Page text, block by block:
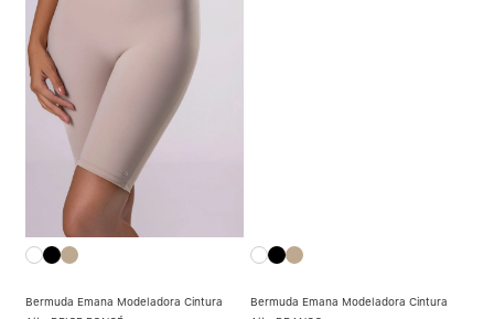
Bermuda Emana Modeladora Cintura
Bermuda Emana Modeladora Cintura